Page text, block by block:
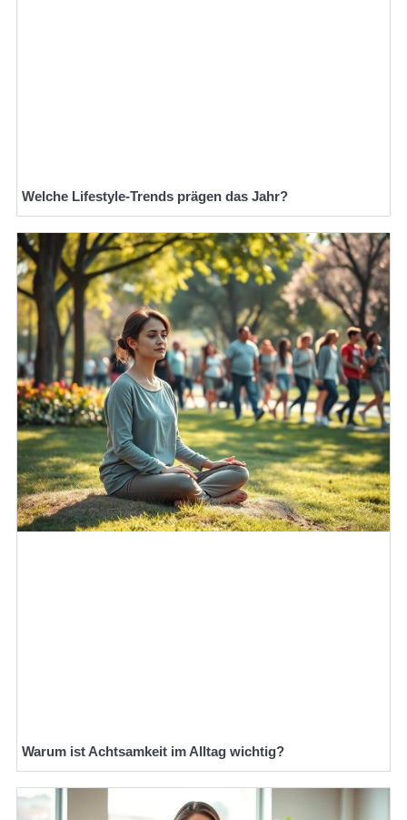
Welche Lifestyle-Trends prägen das Jahr?
Warum ist Achtsamkeit im Alltag wichtig?